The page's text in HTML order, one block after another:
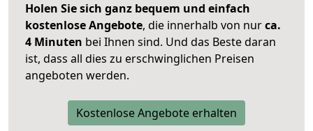
Holen Sie sich ganz bequem und einfach
kostenlose Angebote, die innerhalb von nurca.
4 Minuten bei Ihnen sind. Und das Beste daran
ist, dass all dies zu erschwinglichen Preisen
angeboten werden.
Kostenlose Angebote erhalten